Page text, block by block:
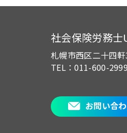
社会保険労務
札幌市西区二十四
TEL：011-600-2999
お問い合